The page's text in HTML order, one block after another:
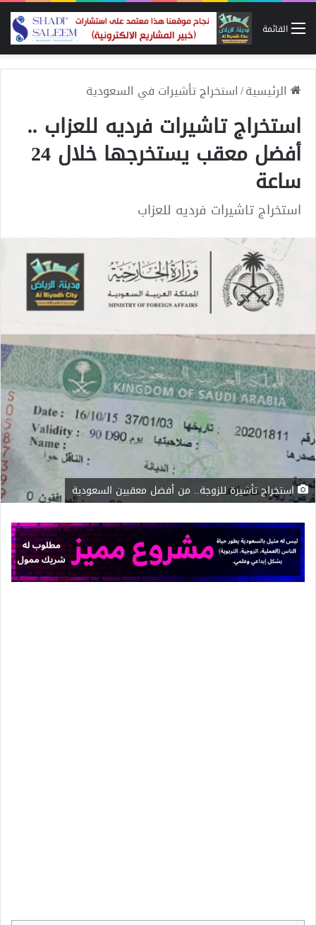
القائمة
الرئيسية/استخراج تأشيرات في السعودية
استخراج تاشيرات فرديه للعزاب ..
أفضل معقب يستخرجها خلال 24
ساعة
استخراج تاشيرات فرديه للعزاب
استخراج تأشيرة للزوجة.. من أفضل معقبين السعودية